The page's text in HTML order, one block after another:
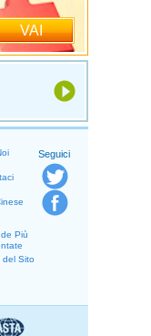
VAI
Seguici
Più
del Sito